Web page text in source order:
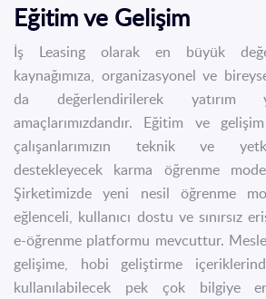
Eğitim ve Gelişim
İş Leasing olarak en büyük
kaynağımıza, organizasyonel ve
da değerlendirilerek yatırım
amaçlarımızdandır. Eğitim ve gelişim
çalışanlarımızın teknik ve
destekleyecek karma öğrenme
Şirketimizde yeni nesil öğrenme
eğlenceli, kullanıcı dostu ve sınırsız
e-öğrenme platformu mevcuttur.
gelişime, hobi geliştirme
kullanılabilecek pek çok bilgiye